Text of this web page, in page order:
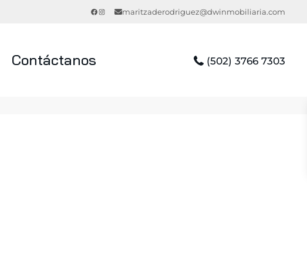
Facebook
Instagrammaritzaderodriguez@dwinmobiliaria.com
Contáctanos (502) 3766 7303